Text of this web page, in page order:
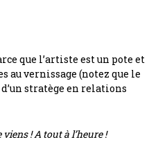
que l’artiste est un pote et
au vernissage (notez que le
stratège en relations
! A tout à l’heure !